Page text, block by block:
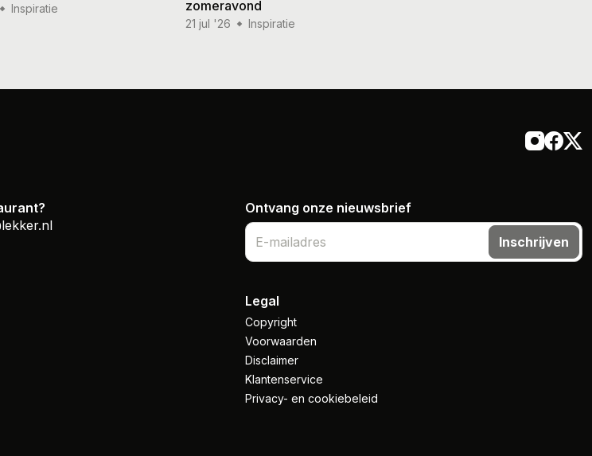
Inspiratie
zomeravond
21 jul '26 Inspiratie
Ontvang onze nieuwsbrief
Inschrijven
Legal
Copyright
Voorwaarden
Disclaimer
Klantenservice
Privacy- en cookiebeleid